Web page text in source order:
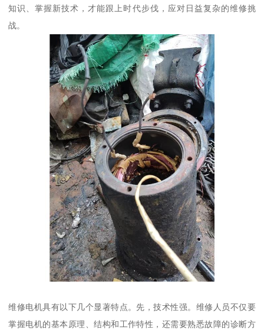
知识、掌握新技术，才能跟上时代步伐，应对日益复杂的维修挑
战。
维修电机具有以下几个显著特点。先，技术性强。维修人员不仅要
掌握电机的基本原理、结构和工作特性，还需要熟悉故障的诊断方